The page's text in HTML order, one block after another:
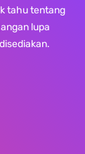
tahu tentang
lupa